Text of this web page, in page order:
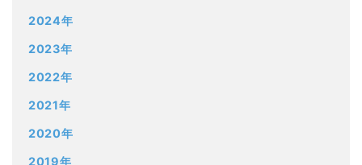
2024年
2023年
2022年
2021年
2020年
2019年